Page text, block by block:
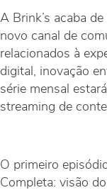
A Brink’s acaba
novo canal de
relacionados à
digital, inovação
série mensal
streaming de
O primeiro
Completa: visão